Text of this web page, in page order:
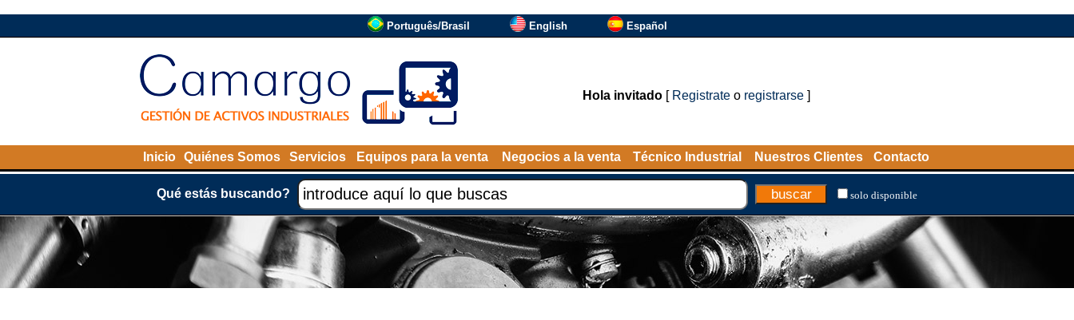
Português/Brasil English Español
Hola invitado[ Registrateo registrarse]
Inicio Quiénes Somos Servicios Equipos para la venta Negocios a la venta Técnico Industrial Nuestros Clientes Contacto
Qué estás buscando? solo disponible